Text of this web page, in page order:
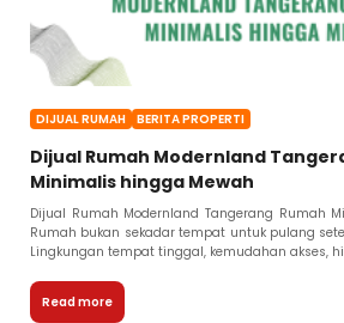
DIJUAL RUMAH BERITA PROPERTI
Dijual Rumah Modernland
Minimalis hingga Mewah
Dijual Rumah Modernland Tangerang Rumah
Rumah bukan sekadar tempat untuk pulang
Lingkungan tempat tinggal, kemudahan akses,
Read more